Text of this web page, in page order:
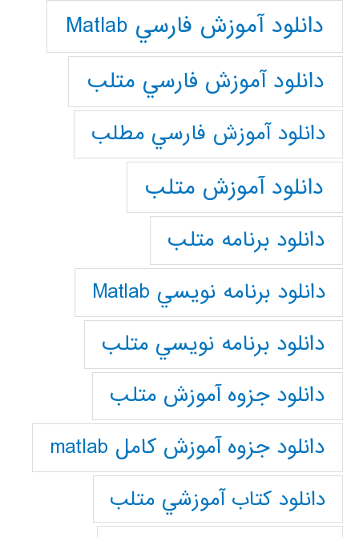
دانلود آموزش فارسي Matlab
دانلود آموزش فارسي متلب
دانلود آموزش فارسي مطلب
دانلود آموزش متلب
دانلود برنامه متلب
دانلود برنامه نويسي Matlab
دانلود برنامه نويسي متلب
دانلود جزوه آموزش متلب
دانلود جزوه آموزش کامل matlab
دانلود كتاب آموزشي متلب